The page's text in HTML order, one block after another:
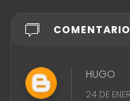
HUGO
24 DE